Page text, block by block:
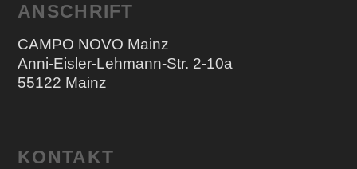
ANSCHRIFT
CAMPO NOVO Mainz
Anni-Eisler-Lehmann-Str. 2-10a
55122 Mainz
KONTAKT